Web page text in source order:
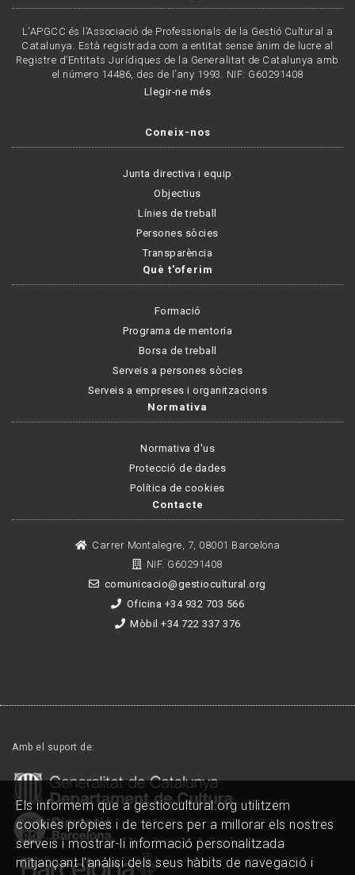
L'APGCC és l’Associació de Professionals de la Gestió Cultural a
Catalunya. Està registrada com a entitat sense ànim de lucre al
Registre d’Entitats Jurídiques de la Generalitat de Catalunya amb
el número 14486, des de l’any 1993. NIF: G60291408
Llegir-ne més
Coneix-nos
Junta directiva i equip
Objectius
Línies de treball
Persones sòcies
Transparència
Què t'oferim
Formació
Programa de mentoria
Borsa de treball
Serveis a persones sòcies
Serveis a empreses i organitzacions
Normativa
Normativa d'us
Protecció de dades
Política de cookies
Contacte
Carrer Montalegre, 7, 08001 Barcelona
NIF. G60291408
comunicacio@gestiocultural.org
Oficina +34 932 703 566
Mòbil +34 722 337 376
Amb el suport de:
Els informem que a gestiocultural.org utilitzem
cookies pròpies i de tercers per a millorar els nostres
serveis i mostrar-li informació personalitzada
mitjançant l'anàlisi dels seus hàbits de navegació i